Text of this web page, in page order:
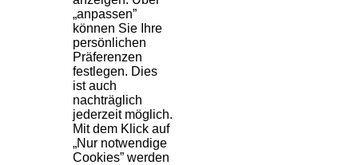
„anpassen”
können Sie Ihre
persönlichen
Präferenzen
festlegen. Dies
ist auch
nachträglich
jederzeit möglich.
Mit dem Klick auf
„Nur notwendige
Cookies” werden